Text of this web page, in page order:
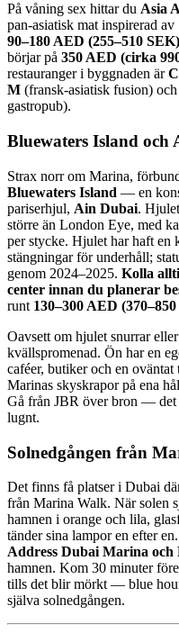
På våning sex hittar du Asia
pan-asiatisk mat inspirerad
90–180 AED (255–510 SEK)
börjar på 350 AED (cirka
restauranger i byggnaden är
M (fransk-asiatisk fusion) och
gastropub).
Bluewaters Island och
Strax norr om Marina,
Bluewaters Island — en
pariserhjul, Ain Dubai.
större än London Eye, med
per stycke. Hjulet har haft en
stängningar för underhåll;
genom 2024–2025. Kolla
center innan du planerar
runt 130–300 AED
Oavsett om hjulet snurrar
kvällspromenad. Ön har en
caféer, butiker och en
Marinas skyskrapor på ena
Gå från JBR över bron —
lugnt.
Solnedgången från
Det finns få platser i Dubai
från Marina Walk. När solen
hamnen i orange och lila,
tänder sina lampor en efter en.
Address Dubai Marina och
hamnen. Kom 30 minuter
tills det blir mörkt — blue
själva solnedgången.